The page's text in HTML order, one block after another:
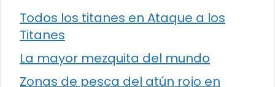
Todos los titanes en Ataque a los
Titanes
La mayor mezquita del mundo
Zonas de pesca del atún rojo en